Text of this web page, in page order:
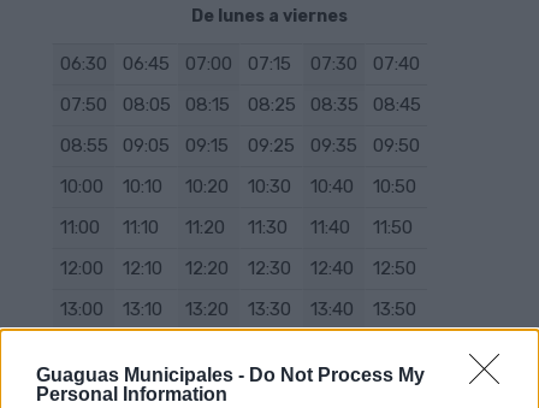
Guaguas Municipales - Do Not Process My
Personal Information
De lunes a viernes
06:30 06:45 07:00 07:15 07:30
07:40
07:50
08:05 08:15 08:25 08:35
08:45
08:55
09:05 09:15 09:25 09:35
09:50
10:00
10:10 10:20 10:30 10:40
10:50
11:00
11:10 11:20 11:30 11:40
11:50
12:00
12:10 12:20 12:30 12:40
12:50
13:00
13:10 13:20 13:30 13:40
13:50
15:00
15:10 15:20
15:50